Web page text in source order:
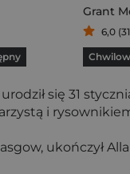
Grant
6,0
się 31
i
ukończył